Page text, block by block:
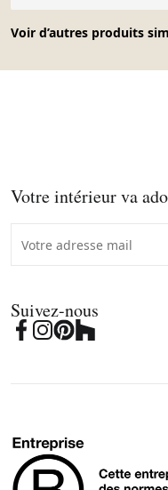
Voir d’autres produits
Votre intérieur va
Suivez-nous